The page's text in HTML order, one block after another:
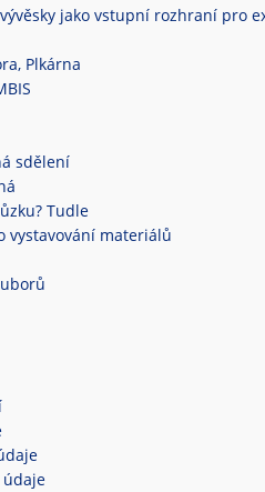
jako vstupní rozhraní pro
Plkárna
sdělení
Tudle
vystavování materiálů